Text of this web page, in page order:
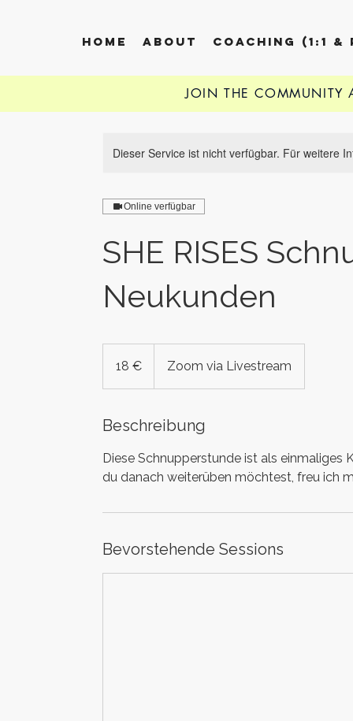
HOME ABOUT COACHING (1:1 &
Dieser Service ist nicht verfügbar. Für weitere
Online verfügbar
SHE RISES
Neukunden
18 € Zoom via Livestream
Beschreibung
Diese Schnupperstunde ist als einmaliges
du danach weiterüben möchtest, freu ich
Bevorstehende Sessions
JOIN THE COMMUNITY